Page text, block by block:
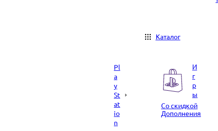
Каталог
Pl
a
y
St
at
io
n
И
г
р
ы
Со скидкой
Дополнения